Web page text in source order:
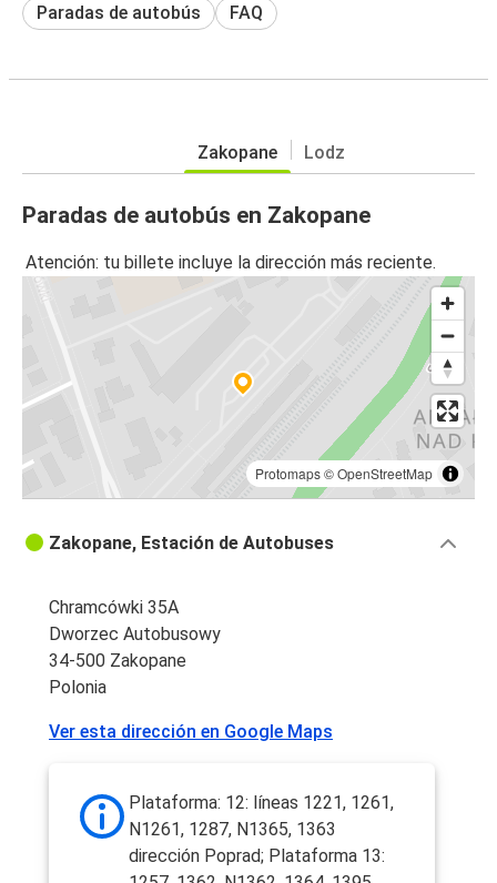
Paradas de autobús FAQ
Zakopane Lodz
Paradas de autobús en Zakopane
Atención: tu billete incluye la dirección más reciente.
Protomaps©OpenStreetMap
Zakopane, Estación de Autobuses
Chramcówki 35A
Dworzec Autobusowy
34-500 Zakopane
Polonia
Ver esta dirección en Google Maps
Plataforma: 12: líneas 1221, 1261,
N1261, 1287, N1365, 1363
dirección Poprad; Plataforma 13: